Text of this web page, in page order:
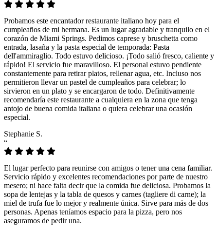
Probamos este encantador restaurante italiano hoy para el
cumpleaños de mi hermana. Es un lugar agradable y tranquilo en el
corazón de Miami Springs. Pedimos caprese y bruschetta como
entrada, lasaña y la pasta especial de temporada: Pasta
dell'ammiraglio. Todo estuvo delicioso. ¡Todo salió fresco, caliente y
rápido! El servicio fue maravilloso. El personal estuvo pendiente
constantemente para retirar platos, rellenar agua, etc. Incluso nos
permitieron llevar un pastel de cumpleaños para celebrar; lo
sirvieron en un plato y se encargaron de todo. Definitivamente
recomendaría este restaurante a cualquiera en la zona que tenga
antojo de buena comida italiana o quiera celebrar una ocasión
especial.
Stephanie S.
“
El lugar perfecto para reunirse con amigos o tener una cena familiar.
Servicio rápido y excelentes recomendaciones por parte de nuestro
mesero; ni hace falta decir que la comida fue deliciosa. Probamos la
sopa de lentejas y la tabla de quesos y carnes (tagliere di carne); la
miel de trufa fue lo mejor y realmente única. Sirve para más de dos
personas. Apenas teníamos espacio para la pizza, pero nos
aseguramos de pedir una.